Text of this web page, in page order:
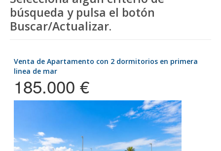
búsqueda y pulsa el botón
Buscar/Actualizar.
Venta de Apartamento con 2 dormitorios en primera
linea de mar
185.000 €